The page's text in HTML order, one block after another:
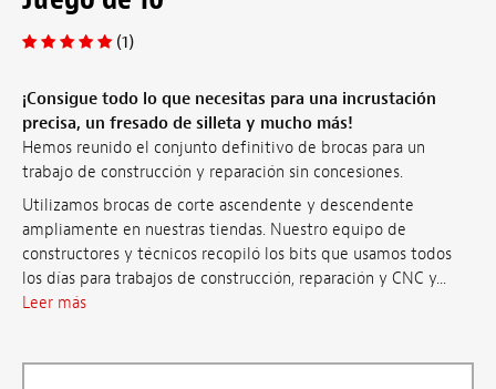
(1)
¡Consigue todo lo que necesitas para una incrustación
precisa, un fresado de silleta y mucho más!
Hemos reunido el conjunto definitivo de brocas para un
trabajo de construcción y reparación sin concesiones.
Utilizamos brocas de corte ascendente y descendente
ampliamente en nuestras tiendas. Nuestro equipo de
constructores y técnicos recopiló los bits que usamos todos
los días para trabajos de construcción, reparación y CNC y...
Leer más